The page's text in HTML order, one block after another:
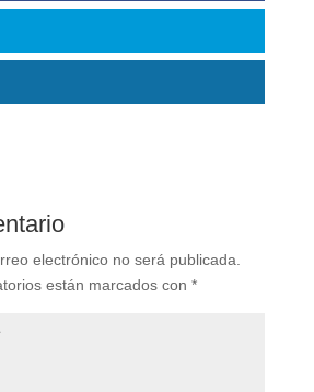
electrónico no será publicada.
están marcados con *